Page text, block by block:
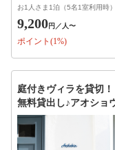
お1人さま1泊（5名1室利用時
9,200円 ／人〜
ポイント(1%)
庭付きヴィラを貸切
無料貸出し♪アオショ